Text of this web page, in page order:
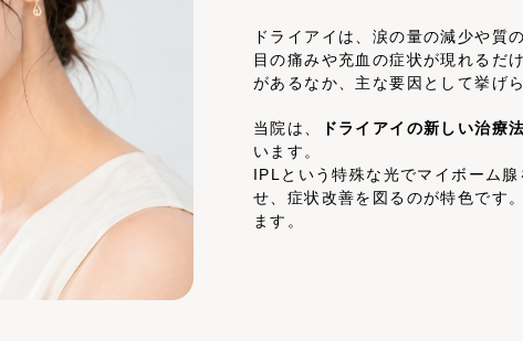
ドライアイは、涙の量の減少や質
目の痛みや充血の症状が現れるだ
があるなか、主な要因として挙げ
当院は、 ドライアイの新しい治
います。
IPLという特殊な光でマイボーム
せ、症状改善を図るのが特色です
ます。